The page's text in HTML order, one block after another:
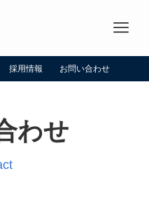
採用情報 お問い合わせ
わせ